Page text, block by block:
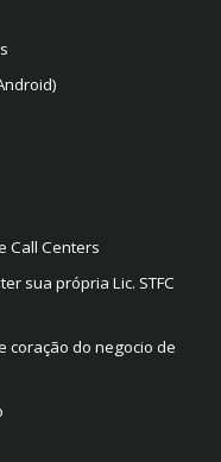
Call Centers
sua própria Lic. STFC
coração do negocio de